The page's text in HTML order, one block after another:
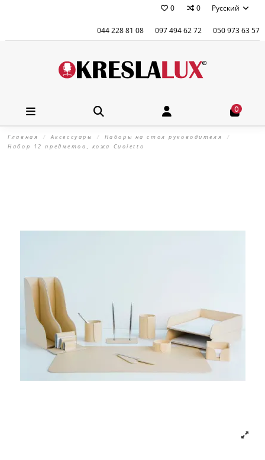
0 0 Русский
044 228 81 08 097 494 62 72 050 973 63 57
0
Главная Аксессуары
Наборы на стол руководителя
Набор 12 предметов, кожа Сuoietto